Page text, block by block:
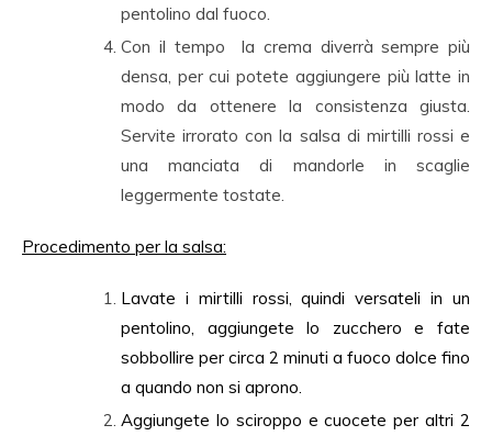
pentolino dal fuoco.
Con il tempo la crema diverrà sempre più
densa, per cui potete aggiungere più latte in
modo da ottenere la consistenza giusta.
Servite irrorato con la salsa di mirtilli rossi e
una manciata di mandorle in scaglie
leggermente tostate.
Procedimento per la salsa:
Lavate i mirtilli rossi, quindi versateli in un
pentolino, aggiungete lo zucchero e fate
sobbollire per circa 2 minuti a fuoco dolce fino
a quando non si aprono.
Aggiungete lo sciroppo e cuocete per altri 2